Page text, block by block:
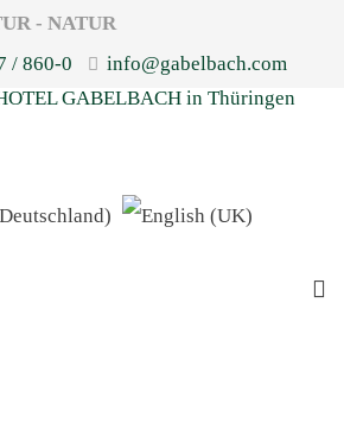
- NATUR
/ 860-0
info@gabelbach.com